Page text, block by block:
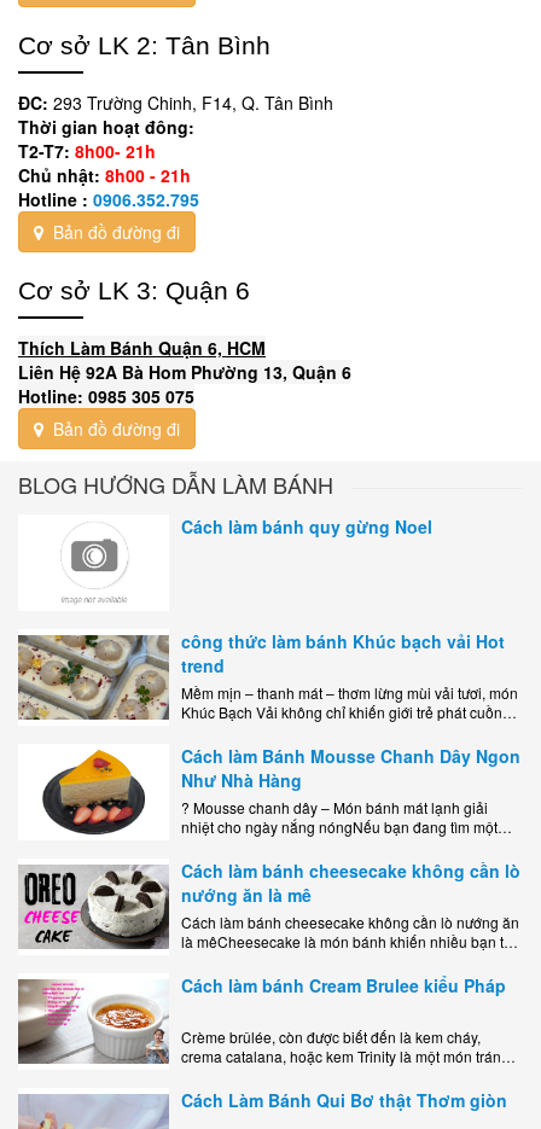
Cơ sở LK 2: Tân Bình
ĐC: 293 Trường Chinh, F14, Q. Tân Bình
Thời gian hoạt đông:
T2-T7: 8h00- 21h
Chủ nhật: 8h00 - 21h
Hotline : 0906.352.795
Bản đồ đường đi
Cơ sở LK 3: Quận 6
Thích Làm Bánh Quận 6, HCM
Liên Hệ 92A Bà Hom Phường 13, Quận 6
Hotline: 0985 305 075
Bản đồ đường đi
BLOG HƯỚNG DẪN LÀM BÁNH
Cách làm bánh quy gừng Noel
công thức làm bánh Khúc bạch vải Hot
trend
Mềm mịn – thanh mát – thơm lừng mùi vải tươi, món
Khúc Bạch Vải không chỉ khiến giới trẻ phát cuồng
Cách làm Bánh Mousse Chanh Dây Ngon
Như Nhà Hàng
? Mousse chanh dây – Món bánh mát lạnh giải
nhiệt cho ngày nắng nóngNếu bạn đang tìm một
dễ..
Cách làm bánh cheesecake không cần lò
nướng ăn là mê
Cách làm bánh cheesecake không cần lò nướng ăn
là mêCheesecake là món bánh khiến nhiều bạn trẻ
kem..
Cách làm bánh Cream Brulee kiểu Pháp
Crème brûlée, còn được biết đến là kem cháy,
crema catalana, hoặc kem Trinity là một món tráng
lớp..
Cách Làm Bánh Qui Bơ thật Thơm giòn